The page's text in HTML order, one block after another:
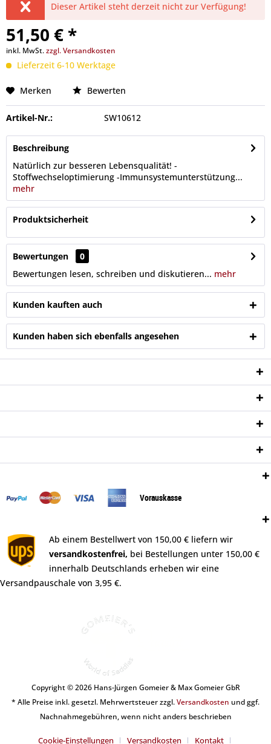
Dieser Artikel steht derzeit nicht zur Verfügung!
51,50 € *
inkl. MwSt.zzgl. Versandkosten
Lieferzeit 6-10 Werktage
Merken Bewerten
Artikel-Nr.: SW10612
Beschreibung
Natürlich zur besseren Lebensqualität! -
Stoffwechseloptimierung -Immunsystemunterstützung...
mehr
Produktsicherheit
Bewertungen
0
Bewertungen lesen, schreiben und diskutieren... mehr
Kunden kauften auch
Kunden haben sich ebenfalls angesehen
Vorauskasse
Ab einem Bestellwert von 150,00 € liefern wir
versandkostenfrei, bei Bestellungen unter 150,00 €
innerhalb Deutschlands erheben wir eine
Versandpauschale von 3,95 €.
Copyright © 2026 Hans-Jürgen Gomeier & Max Gomeier GbR
* Alle Preise inkl. gesetzl. Mehrwertsteuer zzgl.Versandkosten und ggf.
Nachnahmegebühren, wenn nicht anders beschrieben
Cookie-Einstellungen Versandkosten Kontakt